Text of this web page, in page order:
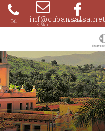
Skip
content
080- inf@cubansalsa.net